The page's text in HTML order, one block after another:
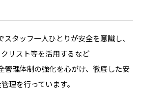
タッフ一人ひとりが安全を意識し、
リスト等を活用するなど
管理体制の強化を心がけ、徹底した安
理を行っています。